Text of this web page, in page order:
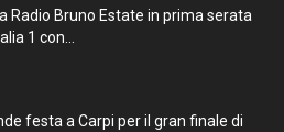
Radio Bruno Estate in prima serata
1 con...
festa a Carpi per il gran finale di